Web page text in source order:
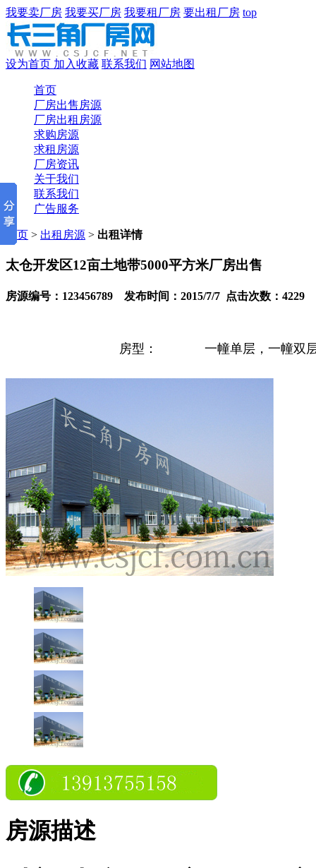
我要卖厂房 我要买厂房 我要租厂房 要出租厂房 top
设为首页 加入收藏 联系我们 网站地图
首页
厂房出售房源
厂房出租房源
求购房源
求租房源
厂房资讯
关于我们
联系我们
广告服务
首页 > 出租房源 > 出租详情
太仓开发区12亩土地带5000平方米厂房出售
房源编号：123456789 发布时间：2015/7/7 点击次数：4229
房型： 一幢单层，一幢双
房源描述